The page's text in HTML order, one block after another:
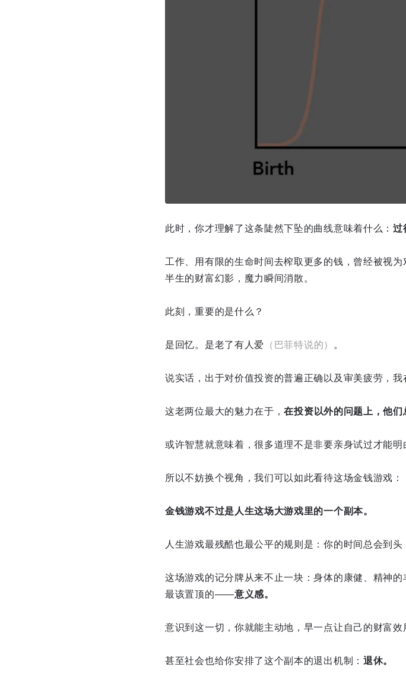
此时，你才理解了这条陡然下坠的曲线意味着什么：过
工作、用有限的生命时间去榨取更多的钱，曾经被视
半生的财富幻影，魔力瞬间消散。
此刻，重要的是什么？
是回忆。是老了有人爱 （巴菲特说的） 。
说实话，出于对价值投资的普遍正确以及审美疲劳，
这老两位最大的魅力在于，在投资以外的问题上，他们
或许智慧就意味着，很多道理不是非要亲身试过才能明
所以不妨换个视角，我们可以如此看待这场金钱游戏：
金钱游戏不过是人生这场大游戏里的一个副本。
人生游戏最残酷也最公平的规则是：你的时间总会到头
这场游戏的记分牌从来不止一块：身体的康健、精神
最该置顶的——意义感。
意识到这一切，你就能主动地，早一点让自己的财富效
甚至社会也给你安排了这个副本的退出机制： 退休。